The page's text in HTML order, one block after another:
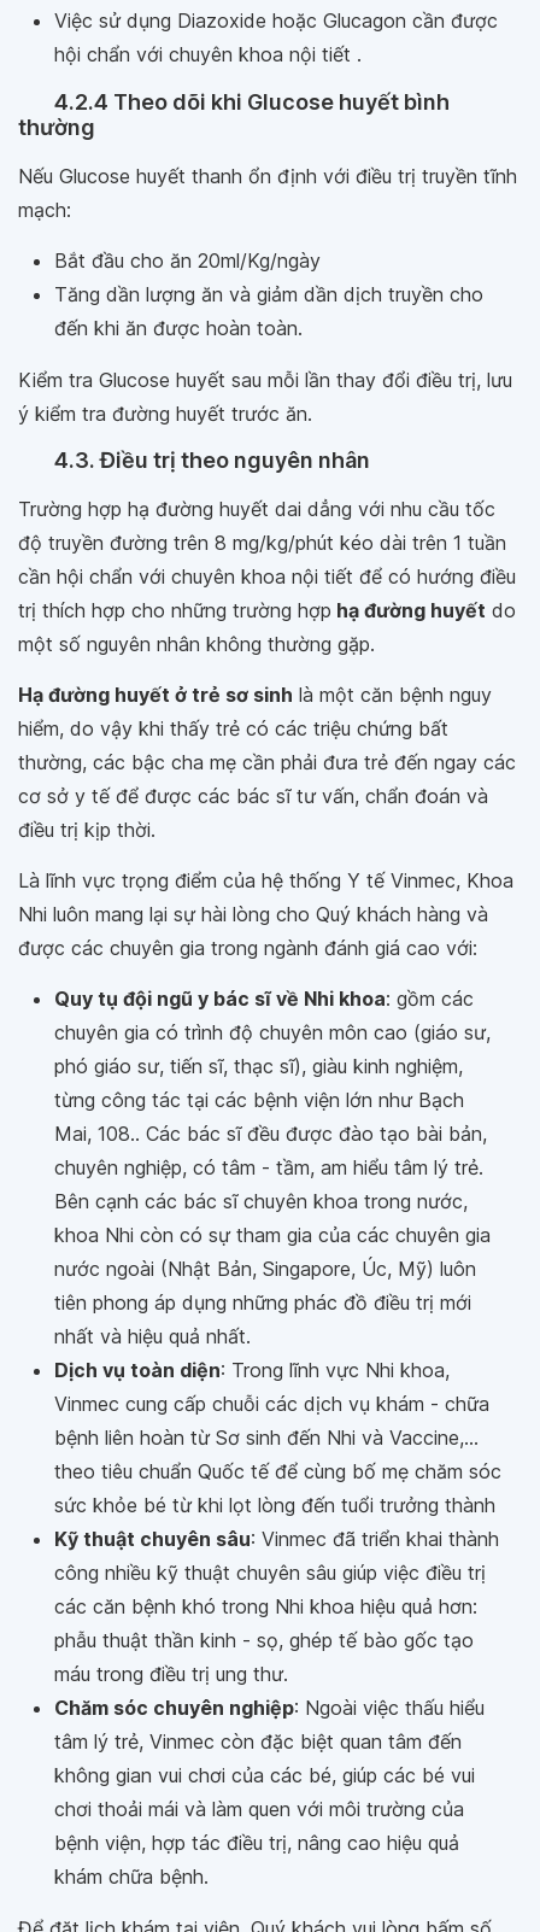
Việc sử dụng Diazoxide hoặc Glucagon cần được
hội chẩn với chuyên khoa nội tiết .
4.2.4 Theo dõi khi Glucose huyết bình
thường
Nếu Glucose huyết thanh ổn định với điều trị truyền tĩnh
mạch:
Bắt đầu cho ăn 20ml/Kg/ngày
Tăng dần lượng ăn và giảm dần dịch truyền cho
đến khi ăn được hoàn toàn.
Kiểm tra Glucose huyết sau mỗi lần thay đổi điều trị, lưu
ý kiểm tra đường huyết trước ăn.
4.3. Điều trị theo nguyên nhân
Trường hợp hạ đường huyết dai dẳng với nhu cầu tốc
độ truyền đường trên 8 mg/kg/phút kéo dài trên 1 tuần
cần hội chẩn với chuyên khoa nội tiết để có hướng điều
trị thích hợp cho những trường hợp hạ đường huyết do
một số nguyên nhân không thường gặp.
Hạ đường huyết ở trẻ sơ sinh là một căn bệnh nguy
hiểm, do vậy khi thấy trẻ có các triệu chứng bất
thường, các bậc cha mẹ cần phải đưa trẻ đến ngay các
cơ sở y tế để được các bác sĩ tư vấn, chẩn đoán và
điều trị kịp thời.
Là lĩnh vực trọng điểm của hệ thống Y tế Vinmec, Khoa
Nhi luôn mang lại sự hài lòng cho Quý khách hàng và
được các chuyên gia trong ngành đánh giá cao với:
Quy tụ đội ngũ y bác sĩ về Nhi khoa: gồm các
chuyên gia có trình độ chuyên môn cao (giáo sư,
phó giáo sư, tiến sĩ, thạc sĩ), giàu kinh nghiệm,
từng công tác tại các bệnh viện lớn như Bạch
Mai, 108.. Các bác sĩ đều được đào tạo bài bản,
chuyên nghiệp, có tâm - tầm, am hiểu tâm lý trẻ.
Bên cạnh các bác sĩ chuyên khoa trong nước,
khoa Nhi còn có sự tham gia của các chuyên gia
nước ngoài (Nhật Bản, Singapore, Úc, Mỹ) luôn
tiên phong áp dụng những phác đồ điều trị mới
nhất và hiệu quả nhất.
Dịch vụ toàn diện: Trong lĩnh vực Nhi khoa,
Vinmec cung cấp chuỗi các dịch vụ khám - chữa
bệnh liên hoàn từ Sơ sinh đến Nhi và Vaccine,...
theo tiêu chuẩn Quốc tế để cùng bố mẹ chăm sóc
sức khỏe bé từ khi lọt lòng đến tuổi trưởng thành
Kỹ thuật chuyên sâu: Vinmec đã triển khai thành
công nhiều kỹ thuật chuyên sâu giúp việc điều trị
các căn bệnh khó trong Nhi khoa hiệu quả hơn:
phẫu thuật thần kinh - sọ, ghép tế bào gốc tạo
máu trong điều trị ung thư.
Chăm sóc chuyên nghiệp: Ngoài việc thấu hiểu
tâm lý trẻ, Vinmec còn đặc biệt quan tâm đến
không gian vui chơi của các bé, giúp các bé vui
chơi thoải mái và làm quen với môi trường của
bệnh viện, hợp tác điều trị, nâng cao hiệu quả
khám chữa bệnh.